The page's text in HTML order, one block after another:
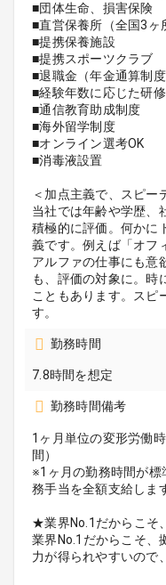
■団体生命、損害保険
■直営保養所（全国3ヶ
■提携保養施設
■提携スポーツクラブ
■退職金（年金通算制
■経験年数に応じた研修
■通信教育助成制度
■海外留学制度
■オンライン選考OK
■消毒液設置
＜加点主義で、スピー
当社では年齢や学歴、
積極的に評価。何かに
義です。例えば「オフ
アルファの仕事にも意
も、評価の対象に。時
こともあります。スピ
す。
勤務時間
7.8時間を想定
勤務時間備考
1ヶ月単位の変形労働
間）
※1ヶ月の勤務時間が標
務手当を全額支給しま
★業界No.1だからこそ
業界No.1だからこそ、
力が得られやすいので